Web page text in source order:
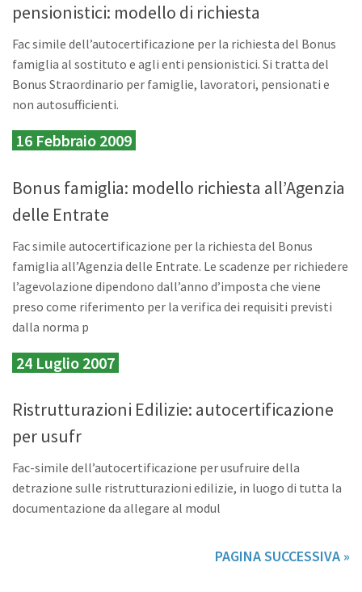
pensionistici: modello di richiesta
Fac simile dell’autocertificazione per la richiesta del Bonus
famiglia al sostituto e agli enti pensionistici. Si tratta del
Bonus Straordinario per famiglie, lavoratori, pensionati e
non autosufficienti.
16 Febbraio 2009
Bonus famiglia: modello richiesta all’Agenzia
delle Entrate
Fac simile autocertificazione per la richiesta del Bonus
famiglia all’Agenzia delle Entrate. Le scadenze per richiedere
l’agevolazione dipendono dall’anno d’imposta che viene
preso come riferimento per la verifica dei requisiti previsti
dalla norma p
24 Luglio 2007
Ristrutturazioni Edilizie: autocertificazione
per usufr
Fac-simile dell’autocertificazione per usufruire della
detrazione sulle ristrutturazioni edilizie, in luogo di tutta la
documentazione da allegare al modul
PAGINA SUCCESSIVA »